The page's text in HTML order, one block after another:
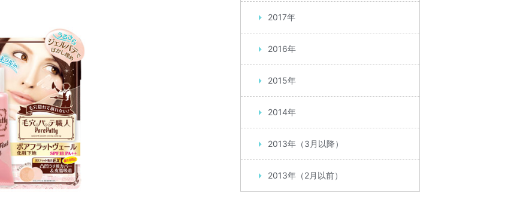
2017年
2016年
2015年
2014年
2013年（3月以降）
2013年（2月以前）